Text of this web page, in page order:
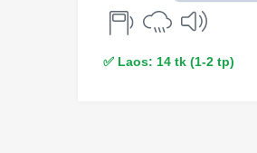
✅ Laos: 14 tk (1-2 tp)